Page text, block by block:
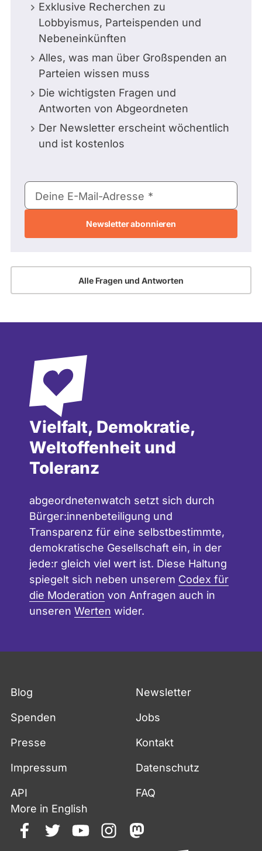
Exklusive Recherchen zu
Lobbyismus, Parteispenden und
Nebeneinkünften
Alles, was man über Großspenden an
Parteien wissen muss
Die wichtigsten Fragen und
Antworten von Abgeordneten
Der Newsletter erscheint wöchentlich
und ist kostenlos
E-
Mail-
Deine E-Mail-Adresse
Alle Fragen und Antworten
Vielfalt, Demokratie,
Weltoffenheit und
Toleranz
abgeordnetenwatch setzt sich durch
Bürger:innenbeteiligung und
Transparenz für eine selbstbestimmte,
demokratische Gesellschaft ein, in der
jede:r gleich viel wert ist. Diese Haltung
spiegelt sich neben unserem Codex für
die Moderation von Anfragen auch in
unseren Werten wider.
Blog Newsletter
Spenden Jobs
Presse Kontakt
Impressum Datenschutz
API
FAQ
More in English
facebooktwitteryoutubeinstagrammastodon